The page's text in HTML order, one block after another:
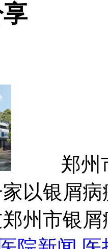
郑州市
以银屑
州市银